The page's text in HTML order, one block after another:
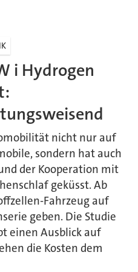
i Hydrogen
nicht nur auf
sondern hat auch
der Kooperation mit
geküsst. Ab
Fahrzeug auf
geben. Die Studie
einen Ausblick auf
die Kosten dem